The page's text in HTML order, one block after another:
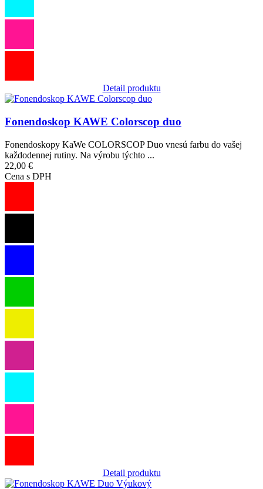
Detail produktu
Obrázok
Fonendoskop KAWE Colorscop duo
Fonendoskopy KaWe COLORSCOP Duo vnesú farbu do vašej
každodennej rutiny. Na výrobu týchto ...
22,00 €
Cena s DPH
Detail produktu
Obrázok